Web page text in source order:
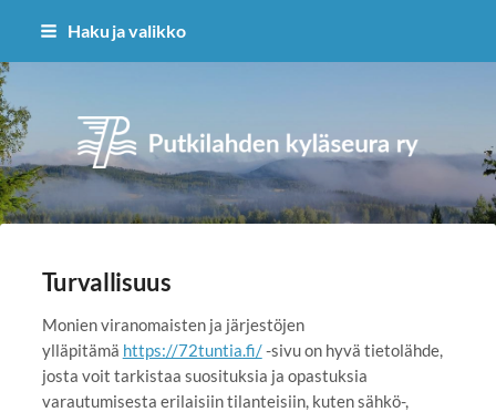
Siirry
Haku ja valikko
Putkilahden kyläseura ry
Turvallisuus
Monien viranomaisten ja järjestöjen
ylläpitämä https://72tuntia.fi/-sivu on hyvä tietolähde,
josta voit tarkistaa suosituksia ja opastuksia
varautumisesta erilaisiin tilanteisiin, kuten sähkö-,